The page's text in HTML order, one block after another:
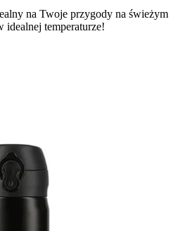
na Twoje przygody na świeżym
idealnej temperaturze!